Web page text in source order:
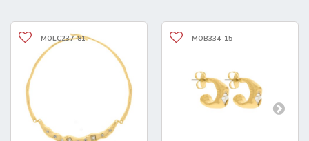
MOLC237-81 MOB334-15